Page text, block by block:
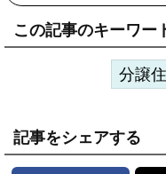
この記事のキーワー
分譲
記事をシェアする